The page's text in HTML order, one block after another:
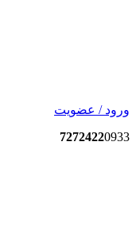
ورود / عضویت
72724220933